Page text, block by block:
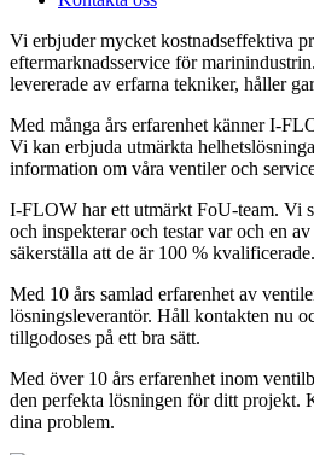
Vi erbjuder mycket kostnadseffektiva
eftermarknadsservice för
levererade av erfarna tekniker, håller
Med många års erfarenhet känner I-
Vi kan erbjuda utmärkta
information om våra ventiler och
I-FLOW har ett utmärkt FoU-team. Vi
och inspekterar och testar var och en
säkerställa att de är 100 % kvalificerade.
Med 10 års samlad erfarenhet av
lösningsleverantör. Håll kontakten nu
tillgodoses på ett bra sätt.
Med över 10 års erfarenhet inom
den perfekta lösningen för ditt projekt.
dina problem.